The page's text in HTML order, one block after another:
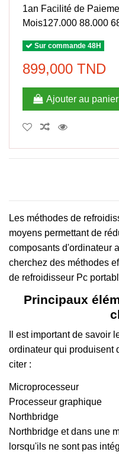
1an Facilité de
Mois127.000 88.000
Sur commande 48H
899,000 TND
Ajouter au panier
Les méthodes de
moyens permettant de
composants d'ordinateur
cherchez des méthodes
de refroidisseur Pc
Principaux
Il est important de savoir
ordinateur qui produisent
citer :
Microprocesseur
Processeur graphique
Northbridge
Northbridge et dans une
lorsqu'ils ne sont pas